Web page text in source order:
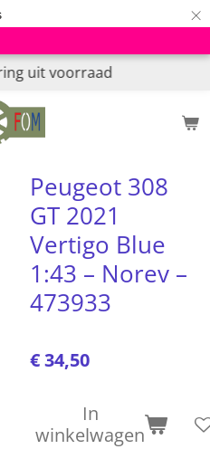
×
uit voorraad
Peugeot 308
GT 2021
Vertigo Blue
1:43 – Norev –
473933
€ 34,50
In
winkelwagen